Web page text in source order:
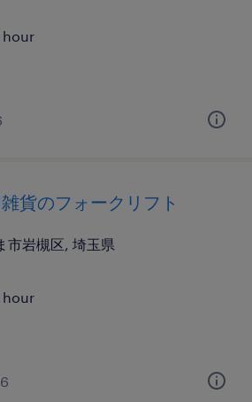
hour
貨のフォークリフト
市岩槻区, 埼玉県
hour